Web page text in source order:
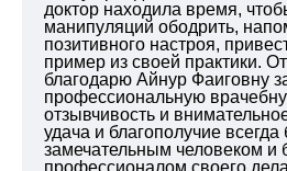
доктор находила время,
манипуляций ободрить,
позитивного настроя,
пример из своей практики.
благодарю Айнур Фаиговну
профессиональную
отзывчивость и
удача и благополучие
замечательным человеком и
профессионалом своего